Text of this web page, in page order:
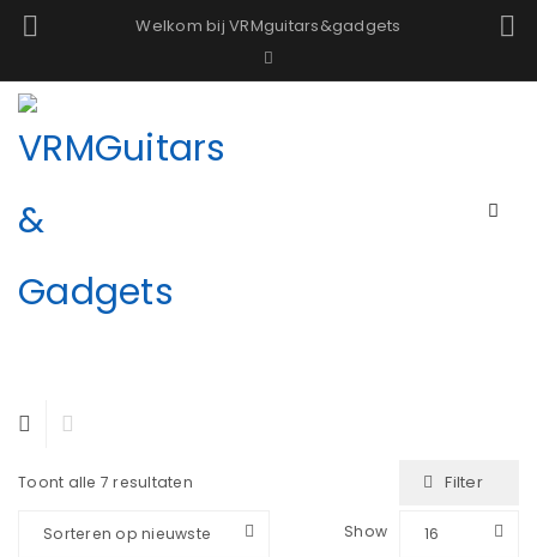
Welkom bij VRMguitars&gadgets
Toont alle 7 resultaten Filter
Sorteren op nieuwste Show 16